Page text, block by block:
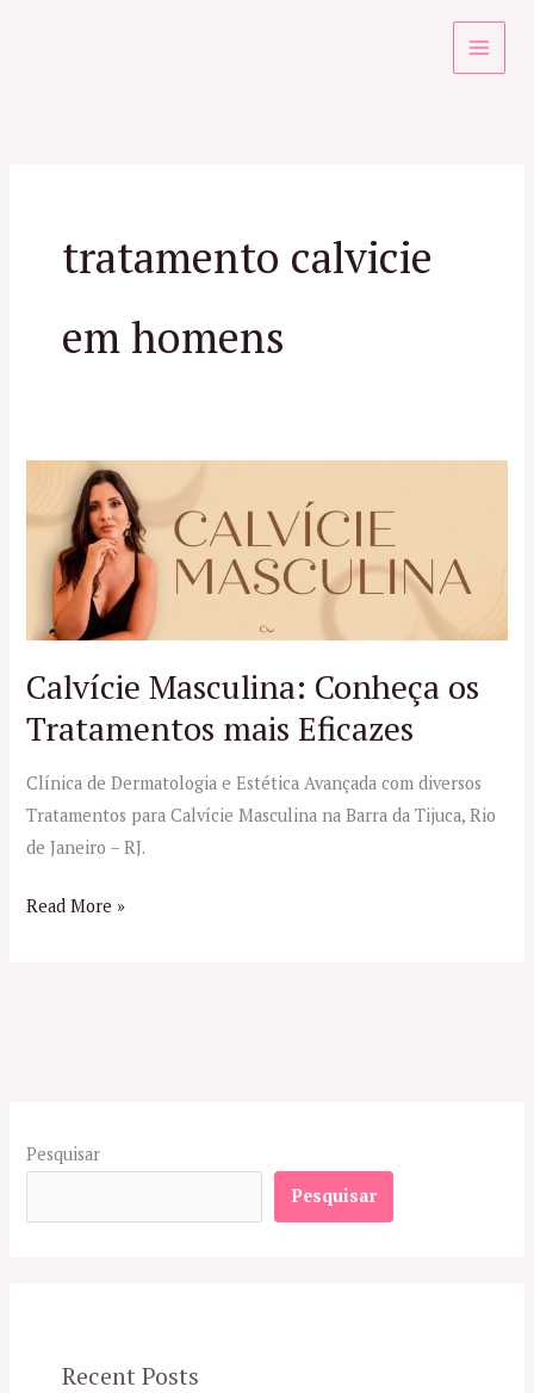
tratamento calvicie
em homens
Calvície Masculina: Conheça os
Tratamentos mais Eficazes
Clínica de Dermatologia e Estética Avançada com diversos
Tratamentos para Calvície Masculina na Barra da Tijuca, Rio
de Janeiro – RJ.
Calvície
Masculina:
Conheça
Tratamentos
mais
Read More »
Pesquisar
Pesquisar
Recent Posts